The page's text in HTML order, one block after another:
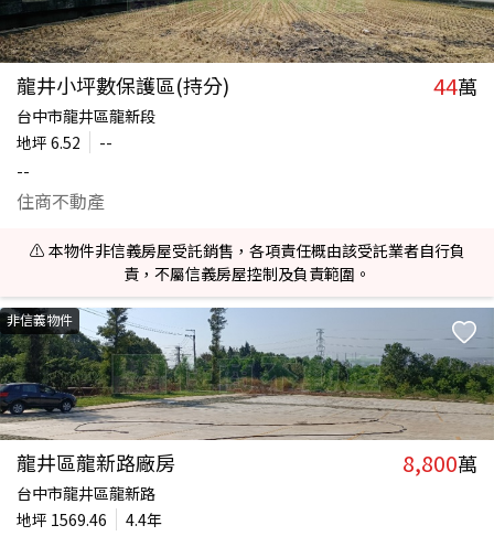
龍井小坪數保護區(持分) 44萬
台中市龍井區龍新段
地坪 6.52
--
--
住商不動產
⚠️ 本物件非信義房屋受託銷售，各項責任概由該受託業者自行負
責，不屬信義房屋控制及負責範圍。
非信義物件
龍井區龍新路廠房 8,800萬
台中市龍井區龍新路
地坪 1569.46
4.4年